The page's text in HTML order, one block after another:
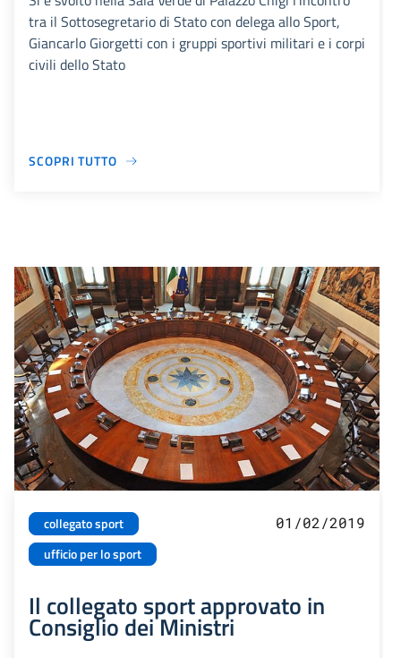
tra il Sottosegretario di Stato con delega allo Sport,
Giancarlo Giorgetti con i gruppi sportivi militari e i corpi
civili dello Stato
SCOPRI TUTTO
collegato sport
ufficio per lo sport
01/02/2019
Il collegato sport approvato in
Consiglio dei Ministri